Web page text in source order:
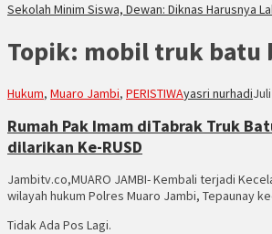
Sekolah Minim Siswa, Dewan: Diknas Harusnya
Topik: mobil truk batu
Hukum, Muaro Jambi, PERISTIWAyasri nurhadi
Rumah Pak Imam diTabrak Truk
dilarikan Ke-RUSD
Jambitv.co,MUARO JAMBI- Kembali terjadi
wilayah hukum Polres Muaro Jambi, Tepaunay
Tidak Ada Pos Lagi.